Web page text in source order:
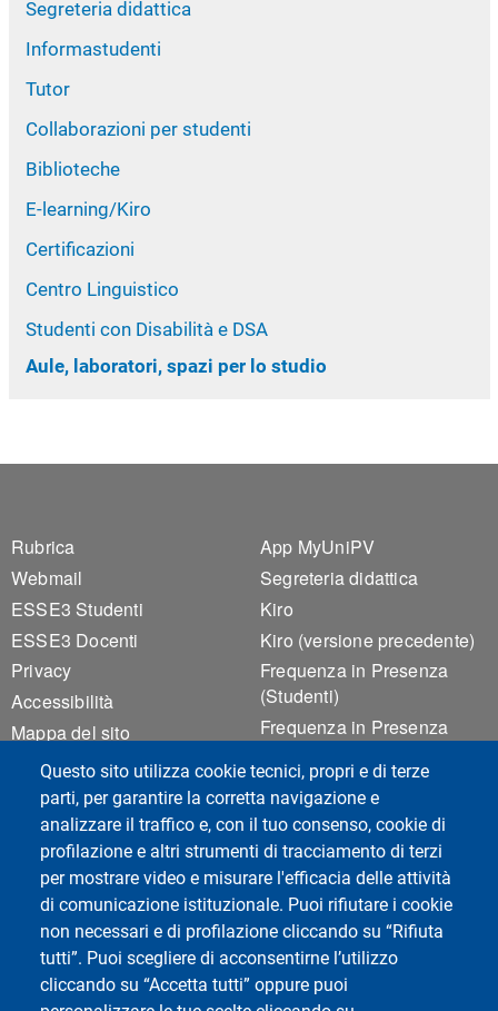
Questo sito utilizza cookie tecnici, propri e di terze
parti, per garantire la corretta navigazione e
analizzare il traffico e, con il tuo consenso, cookie di
profilazione e altri strumenti di tracciamento di terzi
per mostrare video e misurare l'efficacia delle attività
di comunicazione istituzionale. Puoi rifiutare i cookie
non necessari e di profilazione cliccando su “Rifiuta
tutti”. Puoi scegliere di acconsentirne l’utilizzo
cliccando su “Accetta tutti” oppure puoi
Segreteria didattica
Informastudenti
Tutor
Collaborazioni per studenti
Biblioteche
E-learning/Kiro
Certificazioni
Centro Linguistico
Studenti con Disabilità e DSA
Aule, laboratori, spazi per lo studio
Footer 1
Rubrica
Webmail
ESSE3 Studenti
ESSE3 Docenti
Privacy
Accessibilità
Mappa del sito
Cookie settings
Footer 2
App MyUniPV
Segreteria didattica
Kiro
Kiro (versione precedente)
Frequenza in Presenza
(Studenti)
Frequenza in Presenza
Rilevamento Presenze
Valutazione Qualità
Didattica
Social del corso di laurea